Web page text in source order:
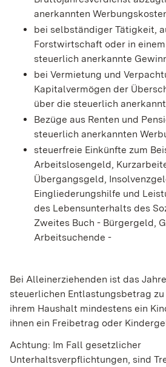
anerkannten
bei selbständiger Tätigkeit,
Forstwirtschaft oder in
steuerlich anerkannte
bei Vermietung und
Kapitalvermögen der
über die steuerlich
Bezüge aus Renten und
steuerlich anerkannten
steuerfreie Einkünfte zum
Arbeitslosengeld,
Übergangsgeld,
Eingliederungshilfe und
des Lebensunterhalts des
Zweites Buch - Bürgergeld,
Arbeitsuchende -
Bei Alleinerziehenden ist das
steuerlichen Entlastungsbetrag
ihrem Haushalt mindestens ein
ihnen ein Freibetrag oder
Achtung: Im Fall gesetzlicher
Unterhaltsverpflichtungen, sind